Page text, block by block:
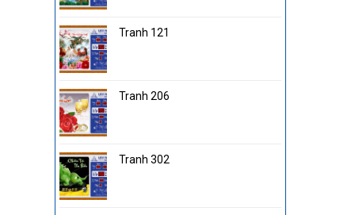
Tranh 121
Tranh 206
Tranh 302